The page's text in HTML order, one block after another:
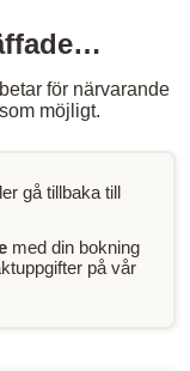
för närvarande
möjligt.
gå tillbaka till
med din bokning
på vår